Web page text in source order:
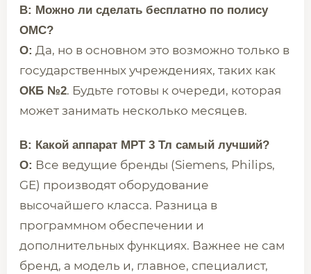
В: Можно ли сделать бесплатно по полису
ОМС?
О: Да, но в основном это возможно только в
государственных учреждениях, таких как
ОКБ №2. Будьте готовы к очереди, которая
может занимать несколько месяцев.
В: Какой аппарат МРТ 3 Тл самый лучший?
О: Все ведущие бренды (Siemens, Philips,
GE) производят оборудование
высочайшего класса. Разница в
программном обеспечении и
дополнительных функциях. Важнее не сам
бренд, а модель и, главное, специалист,